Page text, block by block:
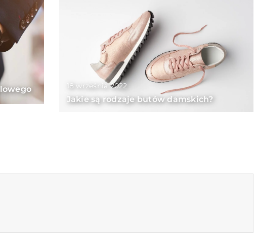
18 września 2022
Jakie są rodzaje butów damskich?